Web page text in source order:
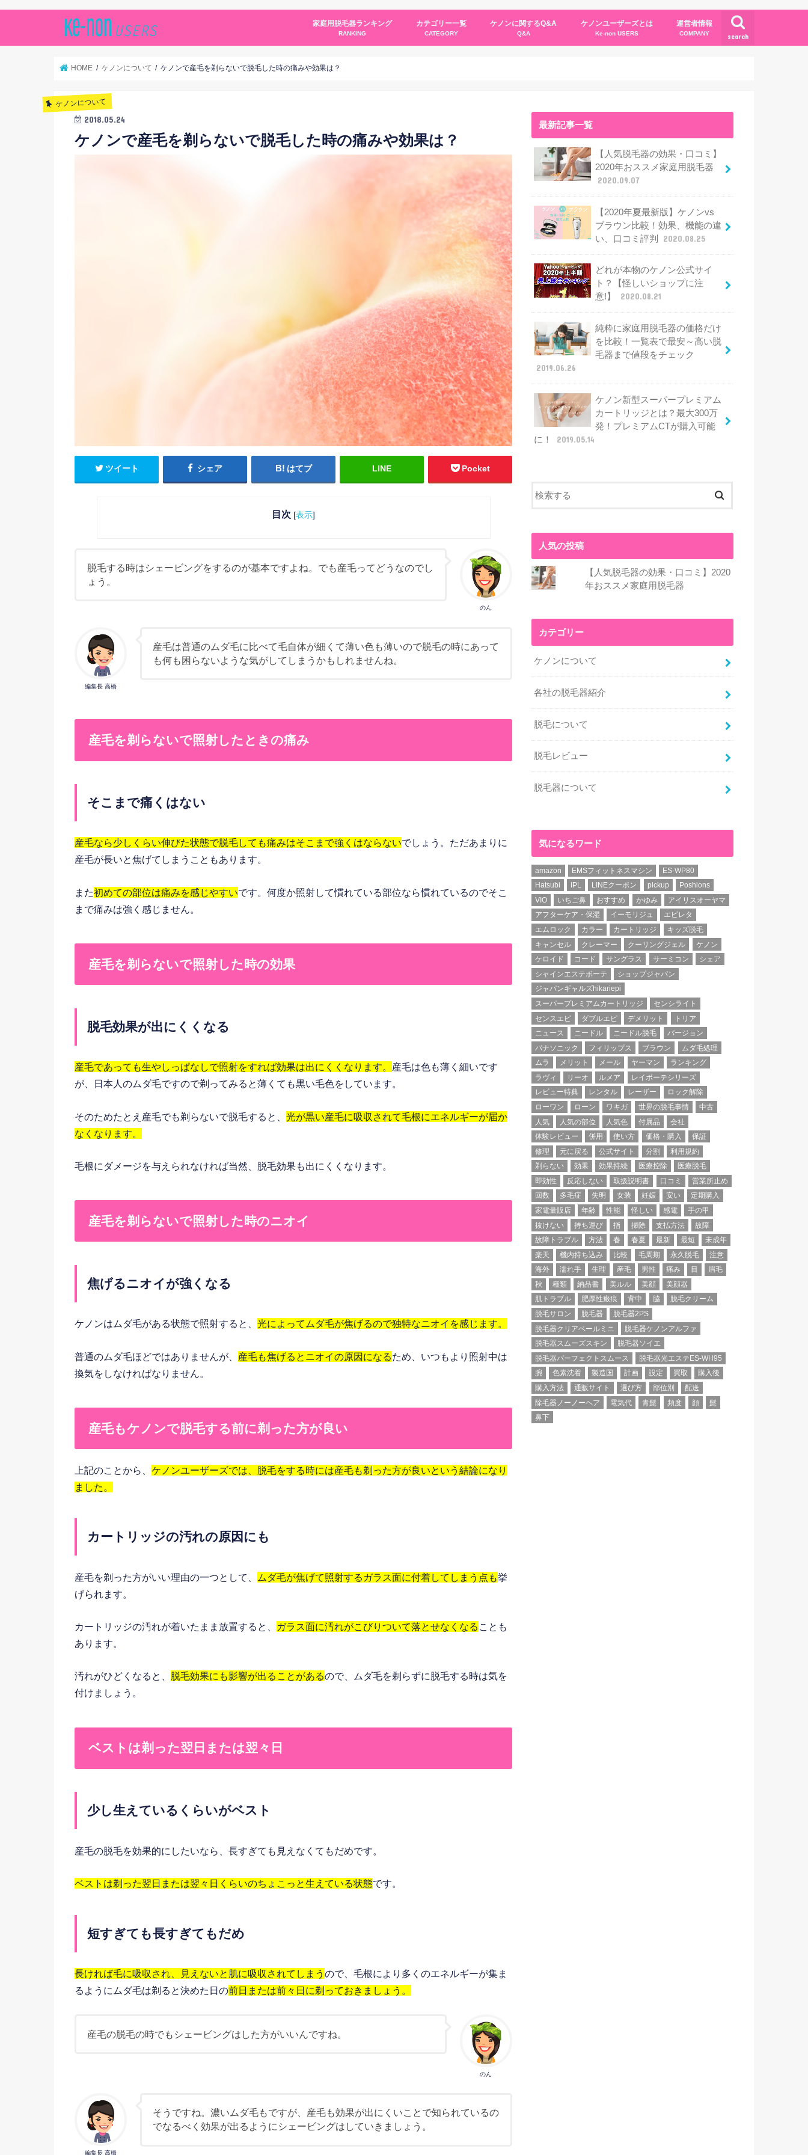
search
家庭用脱毛器ランキング
RANKING
カテゴリー一覧
CATEGORY
ケノンに関するQ&A
Q&A
ケノンユーザーズとは
Ke-non USERS
運営者情報
COMPANY
HOME ケノンについて ケノンで産毛を剃らないで脱毛した時の痛みや効果は？
ケノンについて
2018.05.24
ケノンで産毛を剃らないで脱毛した時の痛みや効果は？
ツイート シェア はてブ LINE Pocket
目次 [表示]
のん
脱毛する時はシェービングをするのが基本ですよね。でも産毛ってどうなのでし
ょう。
編集長 高橋
産毛は普通のムダ毛に比べて毛自体が細くて薄い色も薄いので脱毛の時にあって
も何も困らないような気がしてしまうかもしれませんね。
産毛を剃らないで照射したときの痛み
そこまで痛くはない
産毛なら少しくらい伸びた状態で脱毛しても痛みはそこまで強くはならないでしょう。ただあまりに
産毛が長いと焦げてしまうこともあります。
また初めての部位は痛みを感じやすいです。何度か照射して慣れている部位なら慣れているのでそこ
まで痛みは強く感じません。
産毛を剃らないで照射した時の効果
脱毛効果が出にくくなる
産毛であっても生やしっぱなしで照射をすれば効果は出にくくなります。 産毛は色も薄く細いです
が、日本人のムダ毛ですので剃ってみると薄くても黒い毛色をしています。
そのためたとえ産毛でも剃らないで脱毛すると、 光が黒い産毛に吸収されて毛根にエネルギーが届か
なくなります。
毛根にダメージを与えられなければ当然、脱毛効果も出にくくなります。
産毛を剃らないで照射した時のニオイ
焦げるニオイが強くなる
ケノンはムダ毛がある状態で照射すると、 光によってムダ毛が焦げるので独特なニオイを感じます。
普通のムダ毛ほどではありませんが、 産毛も焦げるとニオイの原因になるため、いつもより照射中は
換気をしなければなりません。
産毛もケノンで脱毛する前に剃った方が良い
上記のことから、 ケノンユーザーズでは、脱毛をする時には産毛も剃った方が良いという結論になり
ました。
カートリッジの汚れの原因にも
産毛を剃った方がいい理由の一つとして、 ムダ毛が焦げて照射するガラス面に付着してしまう点も挙
げられます。
カートリッジの汚れが着いたまま放置すると、 ガラス面に汚れがこびりついて落とせなくなる ことも
あります。
汚れがひどくなると、 脱毛効果にも影響が出ることがあるので、ムダ毛を剃らずに脱毛する時は気を
付けましょう。
ベストは剃った翌日または翌々日
少し生えているくらいがベスト
産毛の脱毛を効果的にしたいなら、長すぎても見えなくてもだめです。
ベストは剃った翌日または翌々日くらいのちょこっと生えている状態です。
短すぎても長すぎてもだめ
長ければ毛に吸収され、見えないと肌に吸収されてしまう ので、毛根により多くのエネルギーが集ま
るようにムダ毛は剃ると決めた日の前日または前々日に剃っておきましょう。
のん
産毛の脱毛の時でもシェービングはした方がいいんですね。
編集長 高橋
そうですね。濃いムダ毛もですが、産毛も効果が出にくいことで知られているの
でなるべく効果が出るようにシェービングはしていきましょう。
最新記事一覧
【人気脱毛器の効果・口コミ】
2020年おススメ家庭用脱毛器
2020.09.07
【2020年夏最新版】ケノンvs
ブラウン比較！効果、機能の違
い、口コミ評判
2020.08.25
どれが本物のケノン公式サイ
ト？【怪しいショップに注
意!】
2020.08.21
純粋に家庭用脱毛器の価格だけ
を比較！一覧表で最安～高い脱
毛器まで値段をチェック
2019.06.26
ケノン新型スーパープレミアム
カートリッジとは？最大300万
発！プレミアムCTが購入可能
に！
2019.05.14
人気の投稿
【人気脱毛器の効果・口コミ】2020
年おススメ家庭用脱毛器
カテゴリー
ケノンについて
各社の脱毛器紹介
脱毛について
脱毛レビュー
脱毛器について
気になるワード
amazon EMSフィットネスマシン
ES-WP80
Hatsubi
IPL LINEクーポン pickup
Poshions
VIO
いちご鼻 おすすめ かゆみ
アイリスオーヤマ
アフターケア・保湿
イーモリジュ
エピレタ
エムロック
カラー カートリッジ
キッズ脱毛
キャンセル
クレーマー クーリングジェル
ケノン
ケロイド
コード サングラス サーミコン
シェア
シャインエステボーテ
ショップジャパン
ジャパンギャルズhikariepi
スーパープレミアムカートリッジ
センシライト
センスエピ
ダブルエピ デメリット
トリア
ニュース
ニードル ニードル脱毛
バージョン
パナソニック
フィリップス ブラウン
ムダ毛処理
ムラ
メリット メール ヤーマン
ランキング
ラヴィ
リーオ ルメア
レイボーテシリーズ
レビュー特典
レンタル レーザー
ロック解除
ローワン
ローン ワキガ 世界の脱毛事情
中古
人気
人気の部位 人気色 付属品
会社
体験レビュー
併用 使い方 価格・購入
保証
修理
元に戻る 公式サイト 分割
利用規約
剃らない
効果 効果持続 医療控除
医療脱毛
即効性
反応しない 取扱説明書 口コミ
営業所止め
回数
多毛症 失明 女装 妊娠 安い
定期購入
家電量販店
年齢 性能 怪しい 感電
手の甲
抜けない
持ち運び 指 掃除 支払方法
故障
故障トラブル
方法 春 春夏 最新 最短
未成年
楽天
機内持ち込み 比較 毛周期 永久脱毛
注意
海外
濡れ手 生理 産毛 男性 痛み 目
眉毛
秋
種類 納品書 美ルル 美顔
美顔器
肌トラブル
肥厚性瘢痕 背中 脇
脱毛クリーム
脱毛サロン
脱毛器
脱毛器2PS
脱毛器クリアベールミニ
脱毛器ケノンアルファ
脱毛器スムーズスキン
脱毛器ソイエ
脱毛器パーフェクトスムース
脱毛器光エステES-WH95
腕
色素沈着 製造国 計画 設定 買取
購入後
購入方法
通販サイト 選び方 部位別
配送
除毛器ノーノーヘア
電気代 青髭 頻度 顔
髭
鼻下